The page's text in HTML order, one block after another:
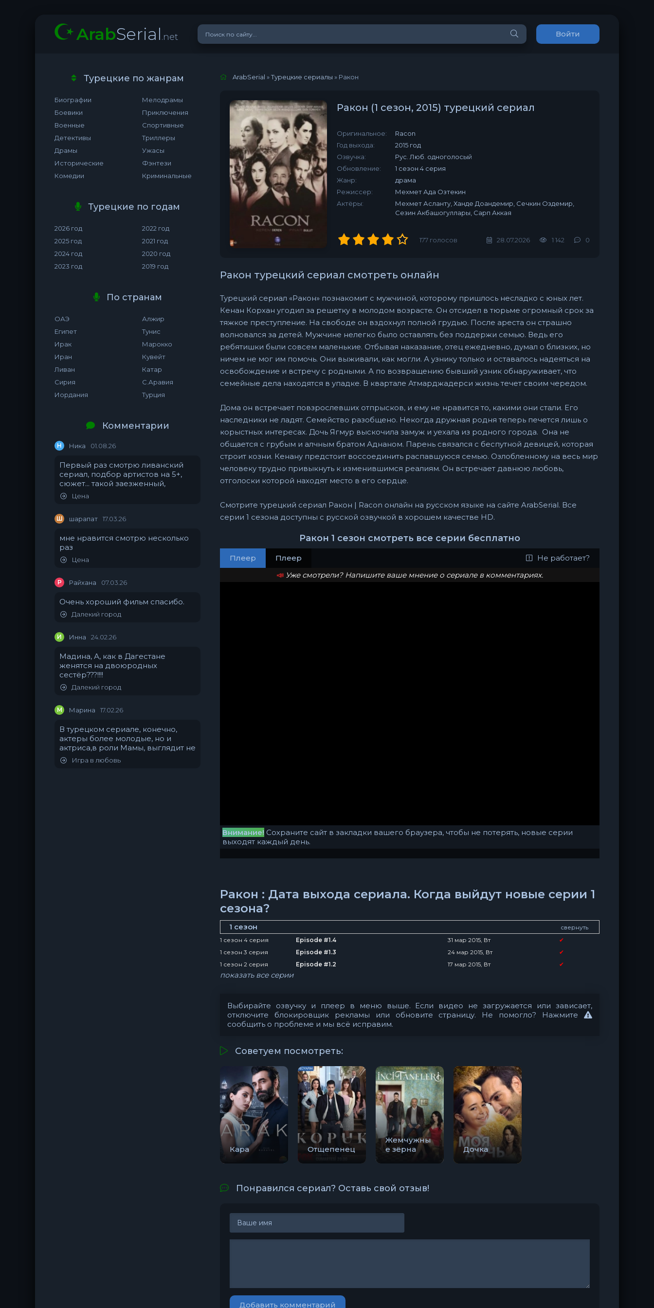
ArabSerial.net Войти
Турецкие по жанрам
Биографии
Боевики
Военные
Детективы
Драмы
Исторические
Комедии
Мелодрамы
Приключения
Спортивные
Триллеры
Ужасы
Фэнтези
Криминальные
Турецкие по годам
2026 год
2025 год
2024 год
2023 год
2022 год
2021 год
2020 год
2019 год
По странам
ОАЭ
Египет
Ирак
Иран
Ливан
Сирия
Иордания
Алжир
Тунис
Марокко
Кувейт
Катар
С.Аравия
Турция
Комментарии
Н Ника 01.08.26
Первый раз смотрю ливанский
сериал, подбор артистов на 5+,
сюжет... такой заезженный,
Цена
Ш шарапат 17.03.26
мне нравится смотрю несколько
раз
Цена
Р Райхана 07.03.26
Очень хороший фильм спасибо.
Далекий город
И Инна 24.02.26
Мадина, А, как в Дагестане
женятся на двоюродных
сестёр???!!!!
Далекий город
М Марина 17.02.26
В турецком сериале, конечно,
актеры более молодые, но и
актриса,в роли Мамы, выглядит не
Игра в любовь
ArabSerial »Турецкие сериалы » Ракон
Ракон (1 сезон, 2015) турецкий сериал
Оригинальное:
Racon
Год выхода:
2015 год
Озвучка:
Рус. Люб. одноголосый
Обновление:
1 сезон 4 серия
Жанр:
драма
Режиссер:
Мехмет Ада Озтекин
Актёры:
Мехмет Асланту, Ханде Доандемир, Сечкин Оздемир,
Сезин Акбашогуллары, Сарп Аккая
177 голосов 28.07.2026 1 142 0
Ракон турецкий сериал смотреть онлайн
Турецкий сериал «Ракон» познакомит с мужчиной, которому пришлось несладко с юных лет.
Кенан Корхан угодил за решетку в молодом возрасте. Он отсидел в тюрьме огромный срок за
тяжкое преступление. На свободе он вздохнул полной грудью. После ареста он страшно
волновался за детей. Мужчине нелегко было оставлять без поддержи семью. Ведь его
ребятишки были совсем маленькие. Отбывая наказание, отец ежедневно, думал о близких, но
ничем не мог им помочь. Они выживали, как могли. А узнику только и оставалось надеяться на
освобождение и встречу с родными. А по возвращению бывший узник обнаруживает, что
семейные дела находятся в упадке. В квартале Атмарджадерси жизнь течет своим чередом.
Дома он встречает повзрослевших отпрысков, и ему не нравится то, какими они стали. Его
наследники не ладят. Семейство разобщено. Некогда дружная родня теперь печется лишь о
корыстных интересах. Дочь Ягмур выскочила замуж и уехала из родного города. Она не
общается с грубым и алчным братом Аднаном. Парень связался с беспутной девицей, которая
строит козни. Кенану предстоит воссоединить распавшуюся семью. Озлобленному на весь мир
человеку трудно привыкнуть к изменившимся реалиям. Он встречает давнюю любовь,
отголоски которой находят место в его сердце.
Смотрите турецкий сериал Ракон | Racon онлайн на русском языке на сайте ArabSerial. Все
серии 1 сезона доступны с русской озвучкой в хорошем качестве HD.
Ракон 1 сезон смотреть все серии бесплатно
Плеер Плеер
Не работает?
📣 Уже смотрели? Напишите ваше мнение о сериале в комментариях.
Внимание! Сохраните сайт в закладки вашего браузера, чтобы не потерять, новые серии
выходят каждый день.
Ракон : Дата выхода сериала. Когда выйдут новые серии 1
сезона?
1 сезон
свернуть
1 сезон 4 серия
Episode #1.4 31 мар 2015, Вт
✔
1 сезон 3 серия
Episode #1.3 24 мар 2015, Вт
✔
1 сезон 2 серия
Episode #1.2 17 мар 2015, Вт ✔
показать все серии
Выбирайте озвучку и плеер в меню выше. Если видео не загружается или зависает,
отключите блокировщик рекламы или обновите страницу. Не помогло? Нажмите
сообщить о проблеме и мы всё исправим.
Советуем посмотреть:
Кара Отщепенец
Жемчужны
е зёрна
Дочка
Понравился сериал? Оставь свой отзыв!
Добавить комментарий